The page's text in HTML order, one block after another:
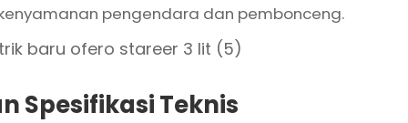
pengendara dan pembonceng.
Spesifikasi Teknis